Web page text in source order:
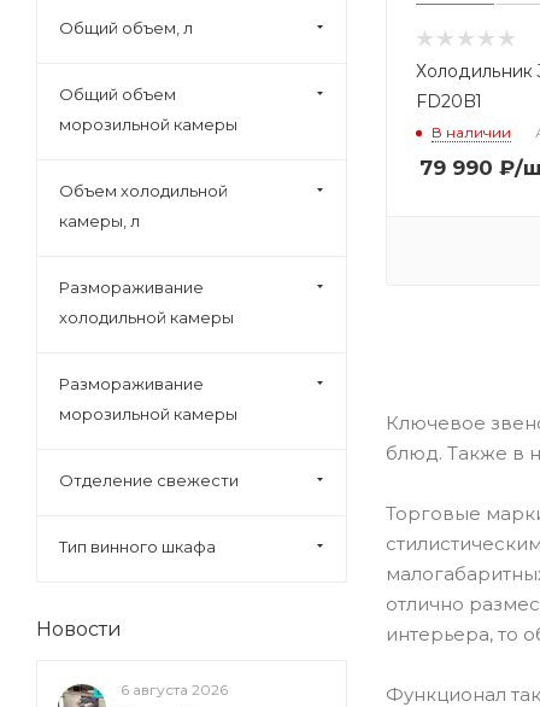
Холодильник
FD20B1
В наличии
79 990 ₽/
Ключевое
блюд. Также в
Торговые
отлично
интерьера, то
Функционал
Deluxe (5 )
Dunavox (
Electrolux (73)
Frigidaire (4)
Frostor (6)
Galaxy (
GENERAL ELECTRIC (
Gorenje (
Haier (126)
Общий объем, л
Общий объем
морозильной камеры
Объем холодильной
камеры, л
Размораживание
холодильной камеры
Размораживание
морозильной камеры
Отделение свежести
Тип винного шкафа
Новости
6 августа 2026